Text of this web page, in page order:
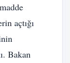
açtığı
Bakan